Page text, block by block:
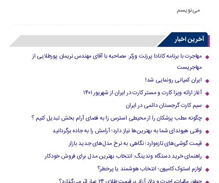
می‌نویسم.
آخرین اخبار
مهاجرت با برنامه کانادا پرزنت ورکر: مصاحبه با آقای مهندس نریمان پورطلایی از
مهاجریست
ایران کمپانی رونمایی شد!
آغاز ارائه ویزا کارت و مستر کارت در ایران از شهریور ۱۴۰۱
سیم کارت گرجستان دائمی در ایران
چگونه مطب پزشکان را از محیطی استرس زا به فضای آرام بخش تبدیل کنیم ؟
وقتی هیوندای شما به بهترین‌ها نیاز دارد؛ آرامش را به جاده برگردانید
قیمت گوشی‌های تازه‌وارد؛ نگاهی به نرخ مدل‌های جدید بازار
راهنمای خرید دستگاه وندینگ: انتخاب بهترین مدل برای فروش خودکار
لوازم استوک کامیون؛ انتخاب هوشمند یا پرخطر؟